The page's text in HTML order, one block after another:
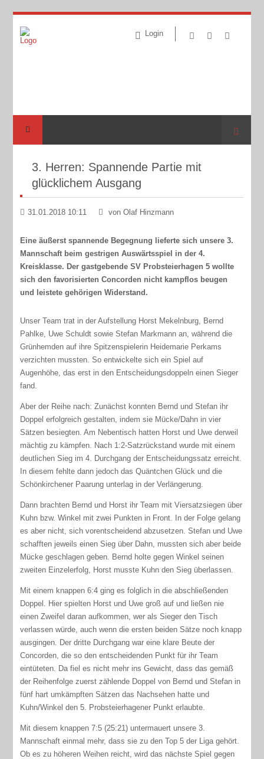
Login
Suche
3. Herren: Spannende Partie mit
glücklichem Ausgang
31.01.2018 10:11 von Olaf Hinzmann
Eine äußerst spannende Begegnung lieferte sich unsere 3.
Mannschaft beim gestrigen Auswärtsspiel in der 4.
Kreisklasse. Der gastgebende SV Probsteierhagen 5 wollte
sich den favorisierten Concorden nicht kampflos beugen
und leistete gehörigen Widerstand.
Unser Team trat in der Aufstellung Horst Mekelnburg, Bernd
Pahlke, Uwe Schuldt sowie Stefan Markmann an, während die
Grünhemden auf ihre Spitzenspielerin Heidemarie Perkams
verzichten mussten. So entwickelte sich ein Spiel auf
Augenhöhe, das erst in den Entscheidungsdoppeln einen Sieger
fand.
Aber der Reihe nach: Zunächst konnten Bernd und Stefan ihr
Doppel erfolgreich gestalten, indem sie Mücke/Dahn in vier
Sätzen besiegten. Am Nebentisch hatten Horst und Uwe derweil
mächtig zu kämpfen. Nach 1:2-Satzrückstand wurde mit einem
deutlichen Sieg im 4. Durchgang der Entscheidungssatz erreicht.
In diesem fehlte dann jedoch das Quäntchen Glück und die
Schönkirchener Paarung unterlag in der Verlängerung.
Dann brachten Bernd und Horst ihr Team mit Viersatzsiegen über
Kuhn bzw. Winkel mit zwei Punkten in Front. In der Folge gelang
es aber nicht, sich vorentscheidend abzusetzen. Stefan und Uwe
schafften jeweils einen Sieg über Dahn, mussten sich aber beide
Mücke geschlagen geben. Bernd holte gegen Winkel seinen
zweiten Einzelerfolg, Horst musste Kuhn den Sieg überlassen.
Mit einem knappen 6:4 ging es folglich in die abschließenden
Doppel. Hier spielten Horst und Uwe groß auf und ließen nie
einen Zweifel daran aufkommen, wer als Sieger den Tisch
verlassen würde, auch wenn die ersten beiden Sätze noch knapp
ausgingen. Der dritte Durchgang war eine klare Beute der
Concorden, die so den entscheidenden Punkt für ihr Team
eintüteten. Da fiel es nicht mehr ins Gewicht, dass das gemäß
der Reihenfolge zuerst zählende Doppel von Bernd und Stefan in
fünf hart umkämpften Sätzen das Nachsehen hatte und
Kuhn/Winkel den 5. Probsteierhagener Punkt erlaubte.
Mit diesem knappen 7:5 (25:21) untermauert unsere 3.
Mannschaft einmal mehr, dass sie zu den Top 5 der Liga gehört.
Ob es zu höheren Weihen reicht, wird das nächste Spiel gegen